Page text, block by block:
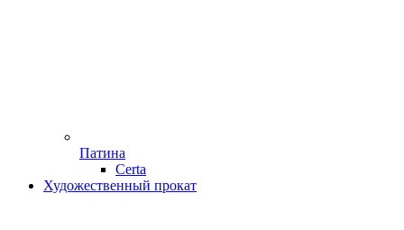
Патина
Certa
Художественный прокат